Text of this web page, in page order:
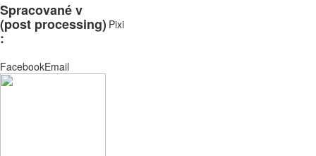
Spracované v
(post processing)
:
Pixi
FacebookEmail